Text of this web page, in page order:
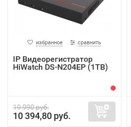
избранное сравнить
IP Видеорегистратор
HiWatch DS-N204EP (1TB)
19 990 руб.
10 394,80 руб.